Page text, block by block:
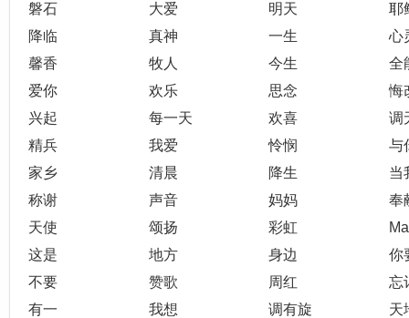
磐石
大爱 明天
耶
降临
真神 一生
心
馨香
牧人 今生
全
爱你
欢乐 思念
悔
兴起
每一天 欢喜
调
精兵
我爱 怜悯
与
家乡
清晨 降生
当
称谢
声音 妈妈
奉
天使
颂扬 彩虹
这是
地方 身边
你
不要
赞歌 周红
忘
有一
我想 调有旋
天